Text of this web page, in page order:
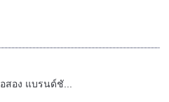
อสอง แบรนด์ชั...